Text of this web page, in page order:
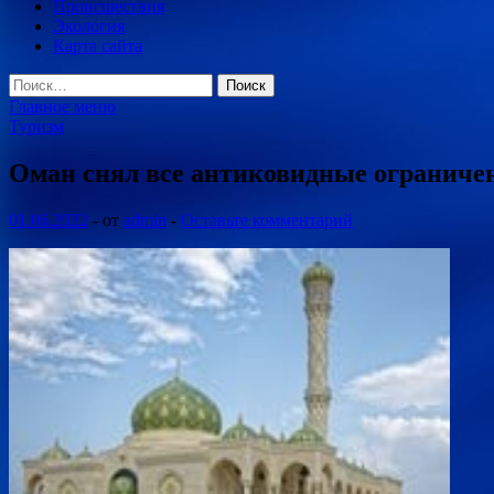
Происшествия
Экология
Карта сайта
Найти:
Главное меню
Туризм
Оман снял все антиковидные
01.06.2022 - от admin - Оставьте комментарий